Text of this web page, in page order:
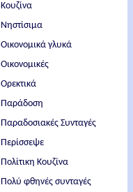
Κουζίνα
Νηστίσιμα
Οικονομικά γλυκά
Οικονομικές
Ορεκτικά
Παράδοση
Παραδοσιακές Συνταγές
Περίσσεψε
Πολίτικη Κουζίνα
Πολύ φθηνές συνταγές